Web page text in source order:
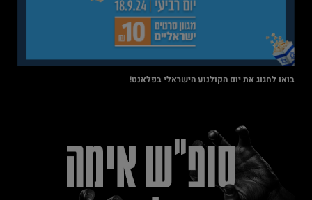
בואו לחגוג את יום הקולנוע הישראלי בפלאנט!